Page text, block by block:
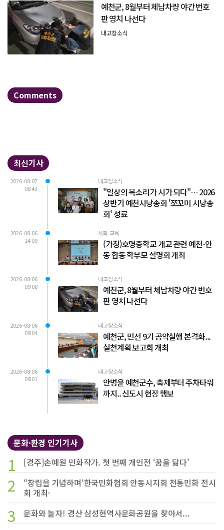
예천군, 8월부터 체납차량 야간 번호
판 영치 나선다
내고장소식
Comments
최신기사
2026-08-07
08:43
내고장소식
"일상의 목소리가 시가 되다"… 2026
상반기 예천시낭송회 '쪼꼬미 시낭송
회' 성료
2026-08-06
14:09
사회·교육
(가칭)호명중학교 개교 관련 예천-안
동 합동 학부모 설명회 개최
2026-08-06
09:08
내고장소식
예천군, 8월부터 체납차량 야간 번호
판 영치 나선다
2026-08-06
09:04
내고장소식
예천군, 민선 9기 공약실행 본격화...
실천계획 보고회 개최
2026-08-06
09:01
내고장소식
안병윤 예천군수, 축제부터 주차타워
까지.. 신도시 현장 행보
문화·환경 인기기사
1 [경주]손예원 민화작가. 첫 번째 개인전 ‘꿈을 닮다’
2
“창립을 기념하며‘한국민화협회 안동시지회 전통민화 전시
회 개최-
3 문화와 놀자! 경산 삼성현역사문화공원을 찾아서...